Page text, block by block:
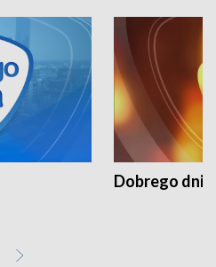
Dobrego dnia